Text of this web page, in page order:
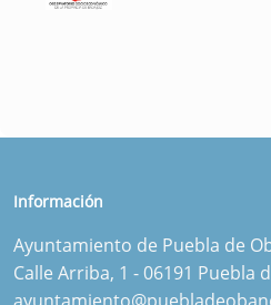
Información
Ayuntamiento de Puebla de
Calle Arriba, 1 - 06191 Puebla